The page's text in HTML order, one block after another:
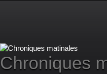
Chroniques